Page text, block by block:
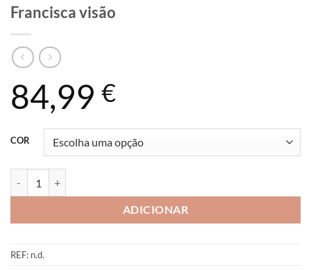
Francisca visão
84,99 €
COR
ADICIONAR
REF: n.d.